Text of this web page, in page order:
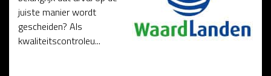
juiste manier wordt
gescheiden? Als
kwaliteitscontroleu...